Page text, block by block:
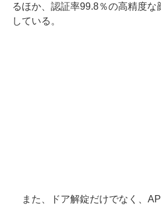
るほか、認証率99.8％の高精度な
している。
また、ドア解錠だけでなく、